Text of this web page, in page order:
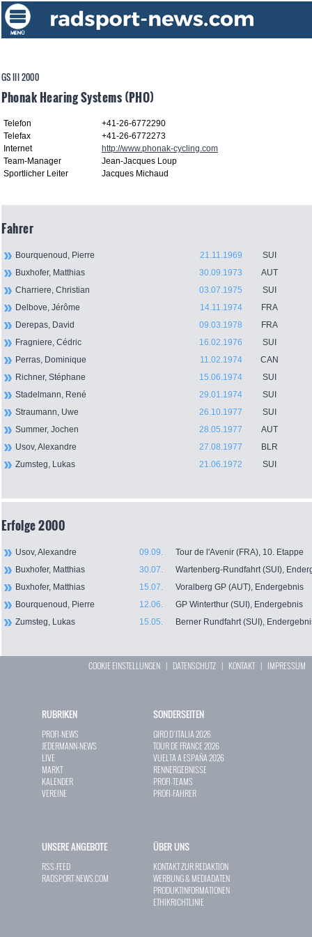
GS III 2000
Phonak Hearing Systems (PHO)
Telefon
+41-26-6772290
Telefax
+41-26-6772273
Internet
http://www.phonak-cycling.com
Team-Manager
Jean-Jacques Loup
Sportlicher Leiter
Jacques Michaud
Fahrer
Bourquenoud, Pierre 21.11.1969
SUI
Buxhofer, Matthias
30.09.1973
AUT
Charriere, Christian
03.07.1975
SUI
Delbove, Jérôme
14.11.1974
FRA
Derepas, David
09.03.1978
FRA
Fragniere, Cédric
16.02.1976
SUI
Perras, Dominique
11.02.1974
CAN
Richner, Stéphane
15.06.1974
SUI
Stadelmann, René
29.01.1974
SUI
Straumann, Uwe
26.10.1977
SUI
Summer, Jochen
28.05.1977
AUT
Usov, Alexandre
27.08.1977
BLR
Zumsteg, Lukas
21.06.1972 SUI
Erfolge 2000
Usov, Alexandre Tour de l'Avenir (FRA), 10. Etappe
09.09.
Buxhofer, Matthias
Wartenberg-Rundfahrt (SUI),
30.07.
Buxhofer, Matthias
Voralberg GP (AUT), Endergebnis
15.07.
Bourquenoud, Pierre
GP Winterthur (SUI), Endergebnis
12.06.
Zumsteg, Lukas
Berner Rundfahrt (SUI),
15.05.
COOKIE EINSTELLUNGEN | DATENSCHUTZ | KONTAKT| IMPRESSUM
RUBRIKEN
PROFI-NEWS
JEDERMANN-NEWS
LIVE
MARKT
KALENDER
VEREINE
SONDERSEITEN
GIRO D`ITALIA 2026
TOUR DE FRANCE 2026
VUELTA A ESPAÑA 2026
RENNERGEBNISSE
PROFI-TEAMS
PROFI-FAHRER
UNSERE ANGEBOTE
RSS-FEED
RADSPORT-NEWS.COM
ÜBER UNS
KONTAKT ZUR REDAKTION
WERBUNG & MEDIADATEN
PRODUKTINFORMATIONEN
ETHIKRICHTLINIE